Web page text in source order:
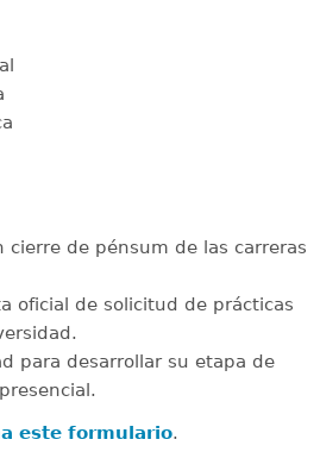
cierre de pénsum de las carreras
oficial de solicitud de prácticas
para desarrollar su etapa de
este formulario.